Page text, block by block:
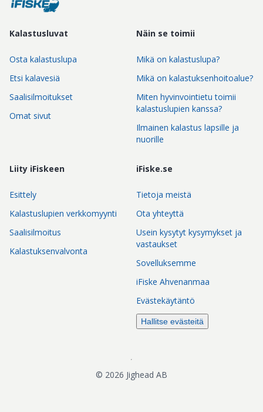
Kalastusluvat
Osta kalastuslupa
Etsi kalavesiä
Saalisilmoitukset
Omat sivut
Näin se toimii
Mikä on kalastuslupa?
Mikä on kalastuksenhoitoalue?
Miten hyvinvointietu toimii
kalastuslupien kanssa?
Ilmainen kalastus lapsille ja
nuorille
Liity iFiskeen
Esittely
Kalastuslupien verkkomyynti
Saalisilmoitus
Kalastuksenvalvonta
iFiske.se
Tietoja meistä
Ota yhteyttä
Usein kysytyt kysymykset ja
vastaukset
Sovelluksemme
iFiske Ahvenanmaa
Evästekäytäntö
Hallitse evästeitä
© 2026 Jighead AB